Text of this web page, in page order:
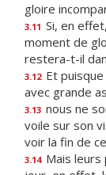
gloire
3.11 Si, en
moment de
restera-t-il
3.12 Et
avec grande
3.13 nous ne
voile sur son
voir la fin de
3.14 Mais leurs